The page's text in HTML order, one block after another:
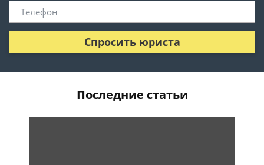
Спросить юриста
Последние статьи